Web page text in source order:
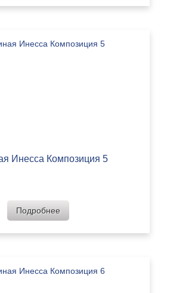
Инесса Композиция 5
Подробнее